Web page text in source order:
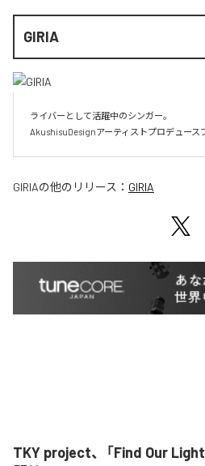
GIRIA
ライバーとして活躍中のシンガー。
AkushisuDesignアーティストプロデュース
GIRIAの他のリリース： GIRIA
TKY project、「Find Our